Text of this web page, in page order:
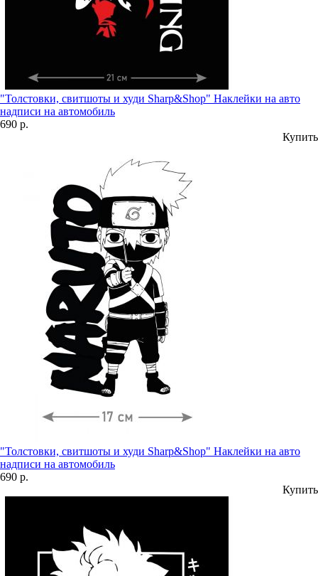
"Толстовки, свитшоты и худи Sharp&Shop" Наклейки на авто
надписи на автомобиль
690 р.
Купить
"Толстовки, свитшоты и худи Sharp&Shop" Наклейки на авто
надписи на автомобиль
690 р.
Купить